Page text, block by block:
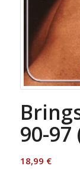
90-97
18,99 €